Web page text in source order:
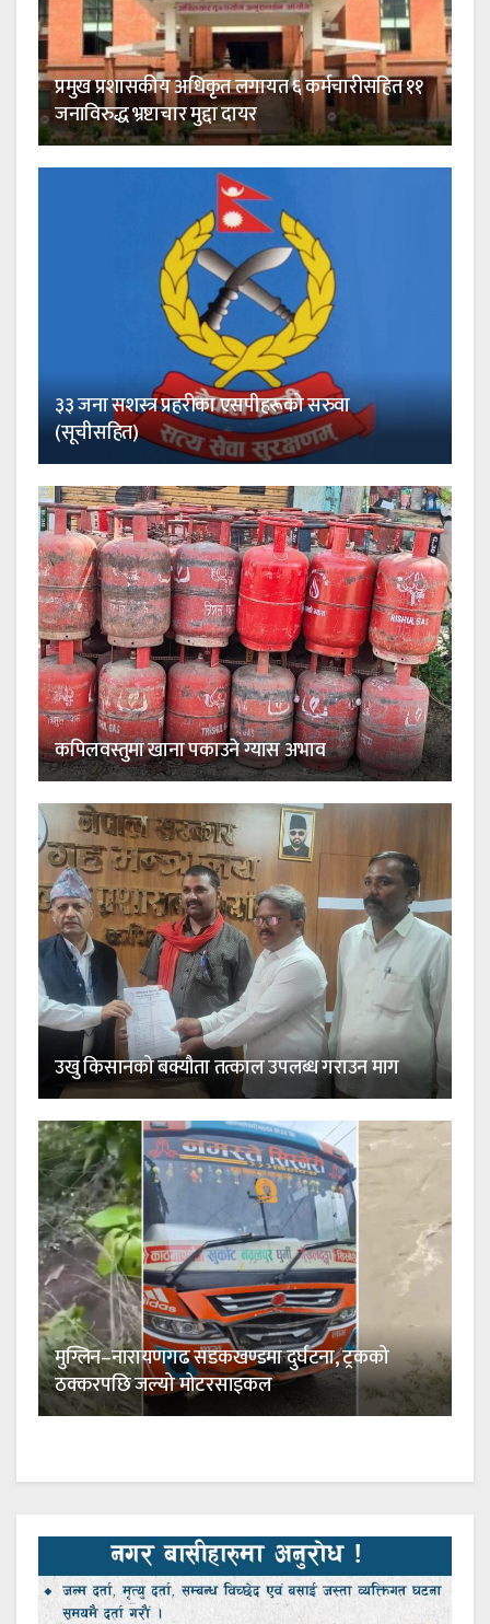
प्रमुख प्रशासकीय अधिकृत लगायत ६ कर्मचारीसहित ११
जनाविरुद्ध भ्रष्टाचार मुद्दा दायर
३३ जना सशस्त्र प्रहरीका एसपीहरूको सरुवा
(सूचीसहित)
कपिलवस्तुमा खाना पकाउने ग्यास अभाव
उखु किसानको बक्यौता तत्काल उपलब्ध गराउन माग
मुग्लिन–नारायणगढ सडकखण्डमा दुर्घटना, ट्रकको
ठक्करपछि जल्यो मोटरसाइकल